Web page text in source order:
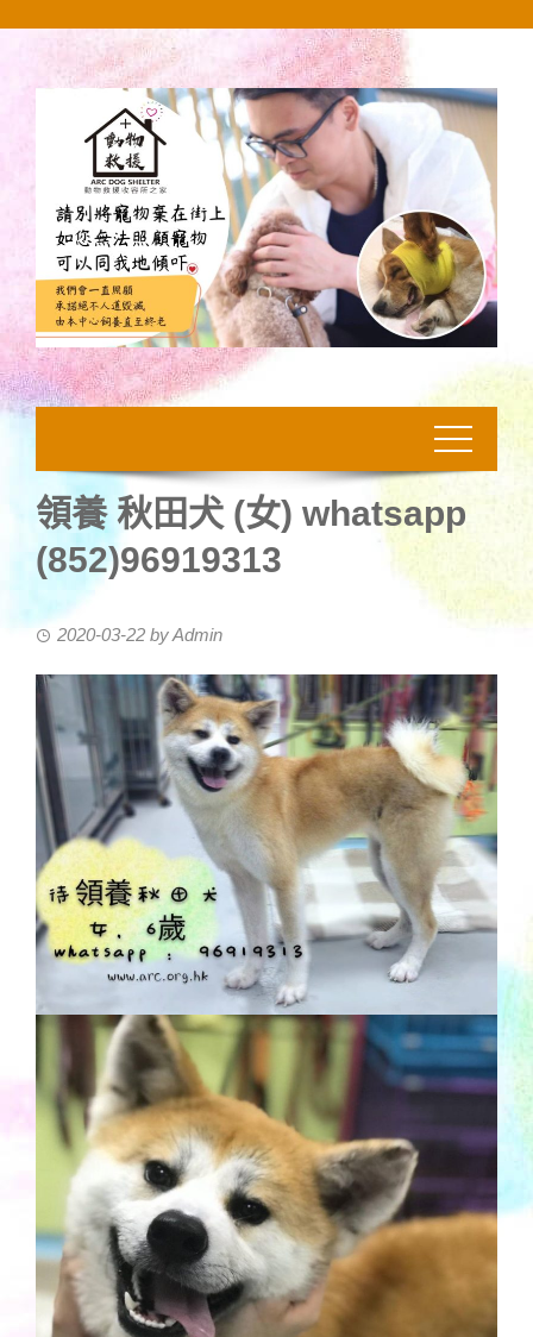
領養 秋田犬 (女) whatsapp
(852)96919313
2020-03-22 byAdmin